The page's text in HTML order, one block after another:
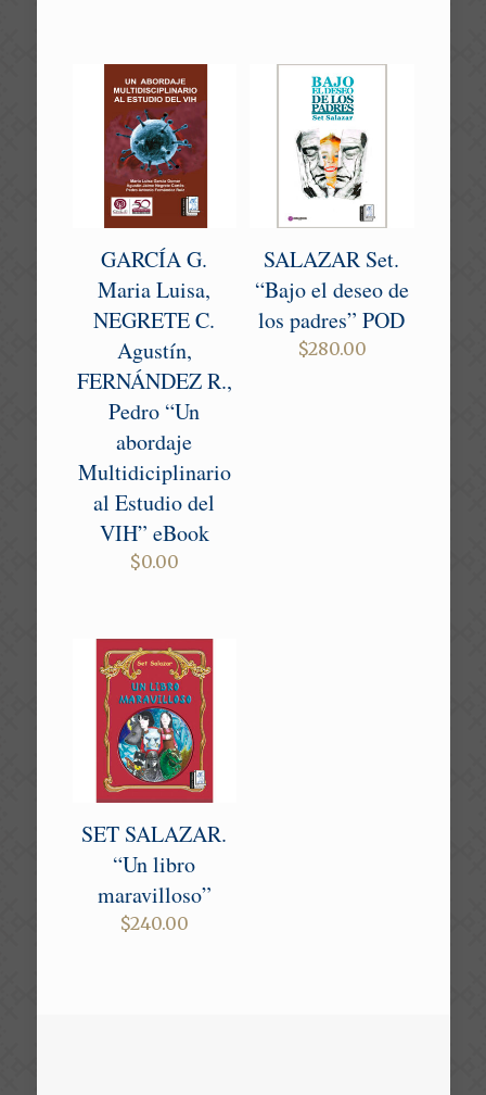
GARCÍA G.
Maria Luisa,
NEGRETE C.
Agustín,
FERNÁNDEZ R.,
Pedro “Un
abordaje
Multidiciplinario
al Estudio del
VIH” eBook
$0.00
SALAZAR Set.
“Bajo el deseo de
los padres” POD
$280.00
SET SALAZAR.
“Un libro
maravilloso”
$240.00